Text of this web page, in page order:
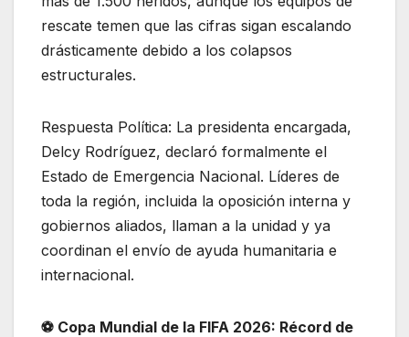
rescate temen que las cifras sigan escalando
drásticamente debido a los colapsos
estructurales.
Respuesta Política: La presidenta encargada,
Delcy Rodríguez, declaró formalmente el
Estado de Emergencia Nacional. Líderes de
toda la región, incluida la oposición interna y
gobiernos aliados, llaman a la unidad y ya
coordinan el envío de ayuda humanitaria e
internacional.
​⚽ Copa Mundial de la FIFA 2026: Récord de